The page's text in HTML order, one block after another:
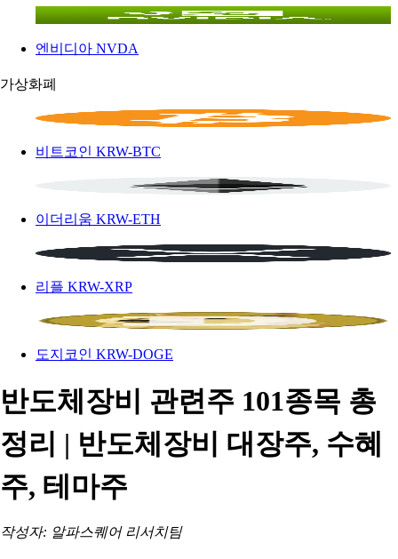
엔비디아 NVDA
가상화폐
비트코인 KRW-BTC
이더리움 KRW-ETH
리플 KRW-XRP
도지코인 KRW-DOGE
반도체장비 관련주 101종목 총
정리 | 반도체장비 대장주, 수혜
주, 테마주
작성자: 알파스퀘어 리서치팀